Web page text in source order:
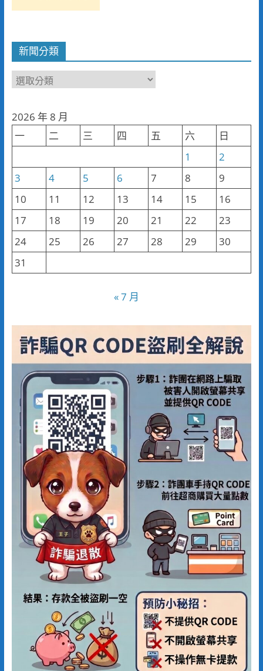
新聞分類
新
類
2026 年 8 月
一
二 三 四 五 六
日
1
2
3
4 5 6 7 8
9
10
11 12 13 14 15
16
17
18 19 20 21 22
23
24
25 26 27 28 29
30
31
« 7 月